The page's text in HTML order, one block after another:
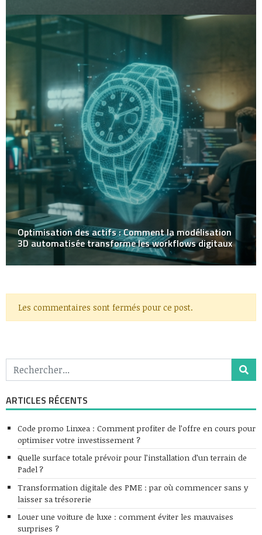
Optimisation des actifs : Comment la modélisation
3D automatisée transforme les workflows digitaux
Les commentaires sont fermés pour ce post.
ARTICLES RÉCENTS
Code promo Linxea : Comment profiter de l’offre en cours pour
optimiser votre investissement ?
Quelle surface totale prévoir pour l’installation d’un terrain de
Padel ?
Transformation digitale des PME : par où commencer sans y
laisser sa trésorerie
Louer une voiture de luxe : comment éviter les mauvaises
surprises ?